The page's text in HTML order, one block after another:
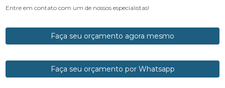
Entre em contato com um de nossos especialistas!
Faça seu orçamento agora mesmo
Faça seu orçamento por Whatsapp